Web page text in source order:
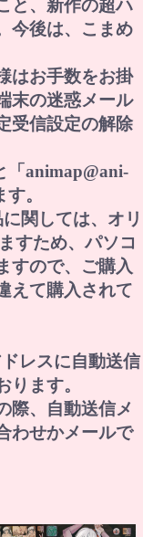
と、新作の超ハ
今後は、こまめ
はお手数をお掛
末の迷惑メール
受信設定の解除
「animap@ani-
。
関しては、オリ
すため、パソコ
すので、ご購入
えて購入されて
レスに自動送信
ます。
際、自動送信メ
わせかメールで